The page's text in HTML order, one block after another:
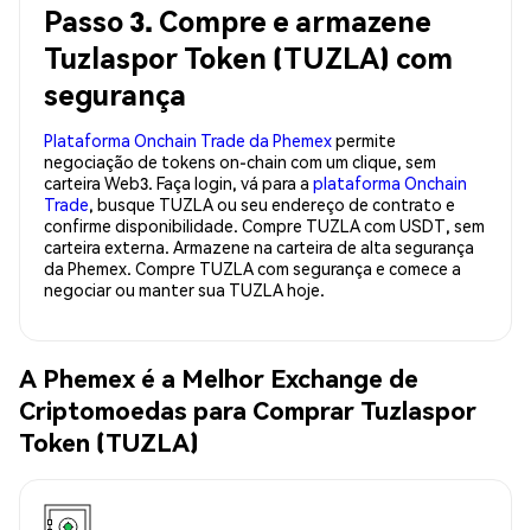
Passo 3. Compre e armazene
Tuzlaspor Token (TUZLA) com
segurança
Plataforma Onchain Trade da Phemexpermite
negociação de tokens on-chain com um clique, sem
carteira Web3. Faça login, vá para a plataforma Onchain
Trade, busque TUZLA ou seu endereço de contrato e
confirme disponibilidade. Compre TUZLA com USDT, sem
carteira externa. Armazene na carteira de alta segurança
da Phemex. Compre TUZLA com segurança e comece a
negociar ou manter sua TUZLA hoje.
A Phemex é a Melhor Exchange de
Criptomoedas para Comprar Tuzlaspor
Token (TUZLA)